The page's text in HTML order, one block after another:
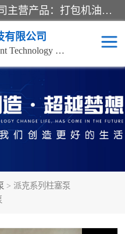
无锡凯乐福智能科技有限公司主营产品：打包机油泵、风冷式油冷却器、液压阀、液压泵、冷却器、过滤器及气动元器件。公司主导生产齿轮泵、齿轮马达、液压阀等产品。共计100多个系列、3000余种规格。覆盖了液压系统的动力元件、控制元件和执行元件，具备较强的成套供货、服务能力。
有限公司
Wuxi Colourful Intelligent Technology Co., Ltd
> 派克系列柱塞泵
机床冷却泵
叶片泵
方向阀